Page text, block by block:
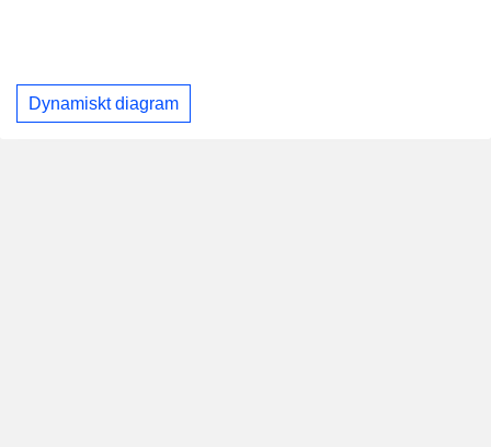
Dynamiskt diagram